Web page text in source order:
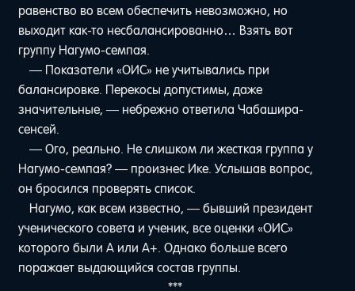
равенство во всем обеспечить невозможно, но
выходит как-то несбалансированно… Взять вот
группу Нагумо-семпая.
— Показатели «ОИС» не учитывались при
балансировке. Перекосы допустимы, даже
значительные, — небрежно ответила Чабашира-
сенсей.
— Ого, реально. Не слишком ли жесткая группа у
Нагумо-семпая? — произнес Ике. Услышав вопрос,
он бросился проверять список.
Нагумо, как всем известно, — бывший президент
ученического совета и ученик, все оценки «ОИС»
которого были A или A+. Однако больше всего
поражает выдающийся состав группы.
***